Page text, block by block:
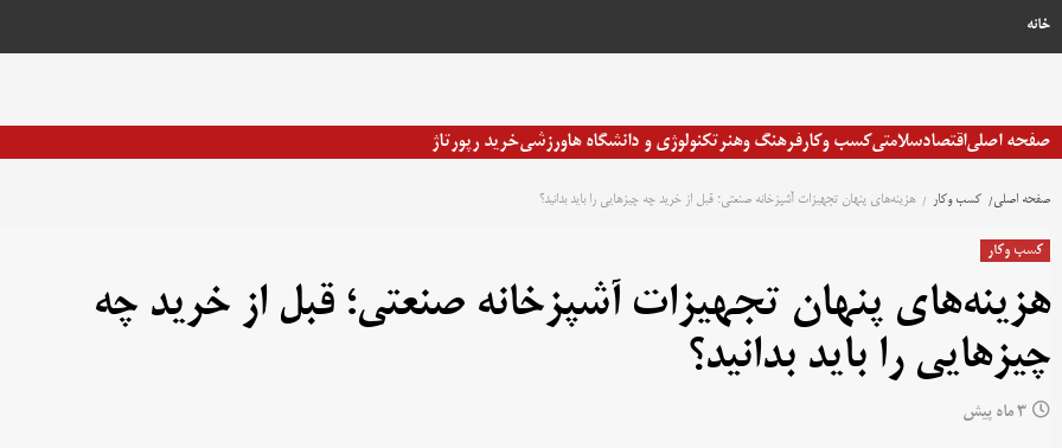
خانه
صفحه اصلیاقتصادسلامتیکسب وکارفرهنگ وهنرتکنولوژی و دانشگاه هاورزشیخرید رپورتاژ
صفحه اصلی کسب وکار هزینه‌های پنهان تجهیزات آشپزخانه صنعتی؛ قبل از خرید چه چیزهایی را باید بدانید؟
کسب وکار
هزینه‌های پنهان تجهیزات آشپزخانه صنعتی؛ قبل از خرید چه
چیزهایی را باید بدانید؟
3 ماه پیش